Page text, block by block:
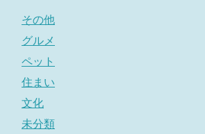
その他
グルメ
ペット
住まい
文化
未分類